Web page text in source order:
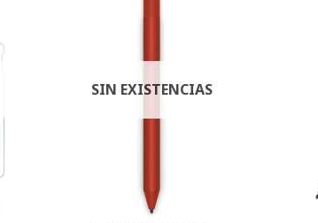
SIN EXISTENCIAS